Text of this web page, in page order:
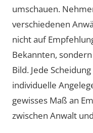
umschauen.
verschiedenen
nicht auf
Bekannten,
Bild. Jede
individuelle
gewisses Maß an
zwischen Anwalt